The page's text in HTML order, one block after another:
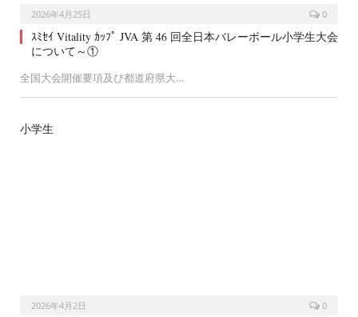
2026年4月25日 0
ｽﾐｾｲ Vitality ｶｯﾌﾟ JVA 第 46 回全日本バレーボール小学生大会
について～①
全国大会開催要項及び都道府県大…
小学生
2026年4月2日 0